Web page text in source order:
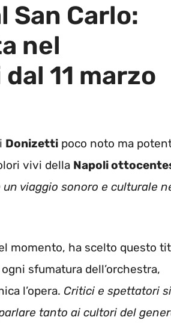
San Carlo:
nel
11 marzo
Donizetti poco noto ma
vivi della Napoli
un viaggio sonoro e culturale
momento, ha scelto questo
sfumatura dell’orchestra,
l’opera. Critici e spettatori si
tanto ai cultori del